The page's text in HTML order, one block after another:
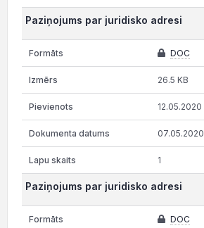
Paziņojums par juridisko adresi
DOC
26.5 KB
12.05.2020
07.05.2020
1
Paziņojums par juridisko adresi
DOC